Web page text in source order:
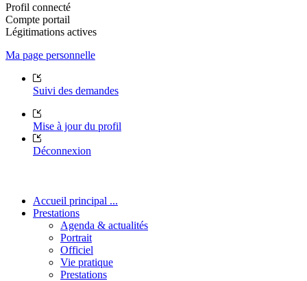
Profil connecté
Compte portail
Légitimations actives
Ma page personnelle
Suivi des demandes
Mise à jour du profil
Déconnexion
Accueil principal ...
Prestations
Agenda & actualités
Portrait
Officiel
Vie pratique
Prestations